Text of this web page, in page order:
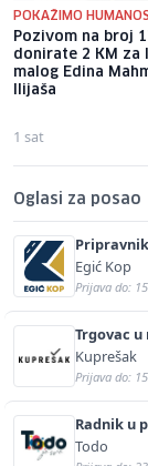
POKAŽIMO
Pozivom na broj
donirate 2 KM za
malog Edina
Ilijaša
1 sat
Oglasi za posao
Egić Kop
Prijava do:
Trgovac
Kuprešak
Prijava do:
Radnik u
Todo